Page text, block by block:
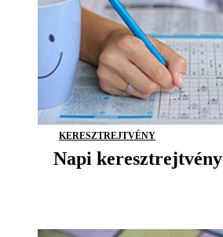
KERESZTREJTVÉNY
Napi keresztrejtvény